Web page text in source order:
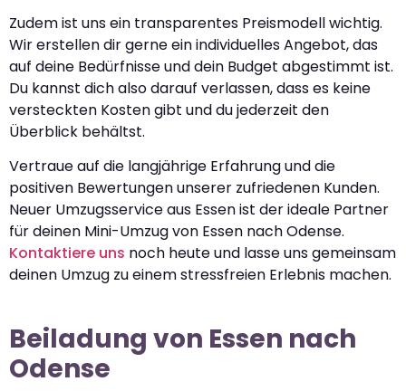
Zudem ist uns ein transparentes Preismodell wichtig.
Wir erstellen dir gerne ein individuelles Angebot, das
auf deine Bedürfnisse und dein Budget abgestimmt ist.
Du kannst dich also darauf verlassen, dass es keine
versteckten Kosten gibt und du jederzeit den
Überblick behältst.
Vertraue auf die langjährige Erfahrung und die
positiven Bewertungen unserer zufriedenen Kunden.
Neuer Umzugsservice aus Essen ist der ideale Partner
für deinen Mini-Umzug von Essen nach Odense.
Kontaktiere uns noch heute und lasse uns gemeinsam
deinen Umzug zu einem stressfreien Erlebnis machen.
Beiladung von Essen nach
Odense